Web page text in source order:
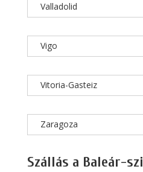
Valladolid
Vigo
Vitoria-Gasteiz
Zaragoza
Szállás a Baleár-